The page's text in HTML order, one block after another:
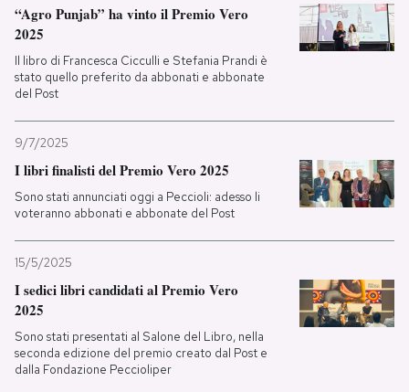
“Agro Punjab” ha vinto il Premio Vero
2025
Il libro di Francesca Cicculli e Stefania Prandi è
stato quello preferito da abbonati e abbonate
del Post
9/7/2025
I libri finalisti del Premio Vero 2025
Sono stati annunciati oggi a Peccioli: adesso li
voteranno abbonati e abbonate del Post
15/5/2025
I sedici libri candidati al Premio Vero
2025
Sono stati presentati al Salone del Libro, nella
seconda edizione del premio creato dal Post e
dalla Fondazione Peccioliper